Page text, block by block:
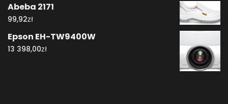
Abeba 2171
99,92zł
Epson EH-TW9400W
13 398,00zł